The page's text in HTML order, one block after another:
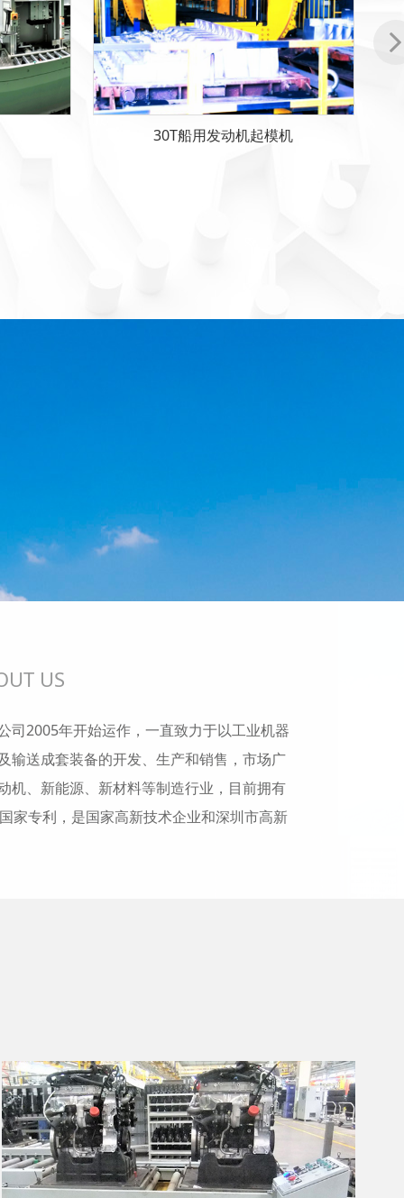
T型机械手-04
US
司2005年开始运作，一直致力于以工业机器
输送成套装备的开发、生产和销售，市场广
机、新能源、新材料等制造行业，目前拥有
家专利，是国家高新技术企业和深圳市高新